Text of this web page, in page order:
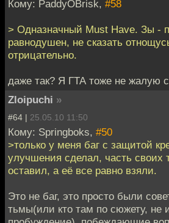
Кому: PaddyOBrisk, #58
> Одназначный Must Have. Зы -
равнодушен, не сказать
отрицательно.
даже так? Я ГТА тоже не жалую
Zloipuchi »
#64 | 25.05.10 11:50
Кому: Springboks, #50
>только у меня баг с защитой
улучшения сделал, часть своих
оставил, а её все равно взяли.
Это не баг, это просто были
тьмы(или кто там по сюжету, не